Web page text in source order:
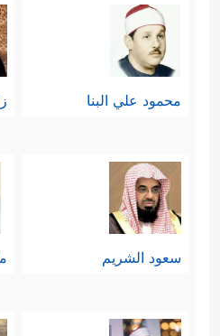
محمود علي البنا
سعود الشريم